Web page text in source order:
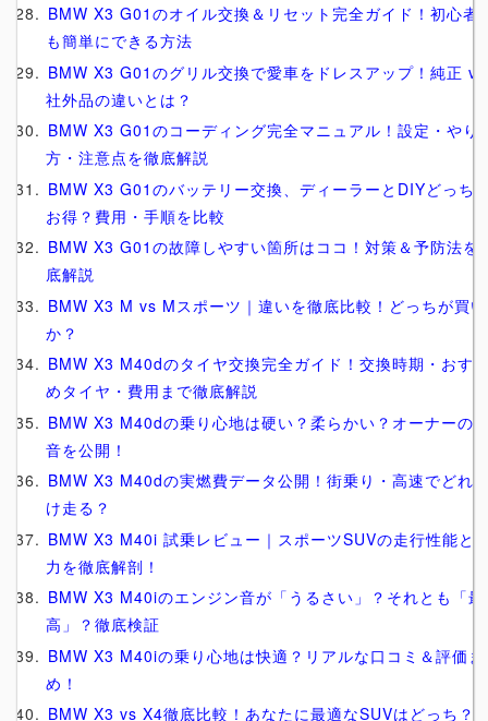
BMW X3 G01のオイル交換＆リセット完全ガイド！初心者
も簡単にできる方法
BMW X3 G01のグリル交換で愛車をドレスアップ！純正 vs
社外品の違いとは？
BMW X3 G01のコーディング完全マニュアル！設定・やり
方・注意点を徹底解説
BMW X3 G01のバッテリー交換、ディーラーとDIYどっち
お得？費用・手順を比較
BMW X3 G01の故障しやすい箇所はココ！対策＆予防法を
底解説
BMW X3 M vs Mスポーツ｜違いを徹底比較！どっちが買い
か？
BMW X3 M40dのタイヤ交換完全ガイド！交換時期・おす
めタイヤ・費用まで徹底解説
BMW X3 M40dの乗り心地は硬い？柔らかい？オーナーの
音を公開！
BMW X3 M40dの実燃費データ公開！街乗り・高速でどれ
け走る？
BMW X3 M40i 試乗レビュー｜スポーツSUVの走行性能と
力を徹底解剖！
BMW X3 M40iのエンジン音が「うるさい」？それとも「最
高」？徹底検証
BMW X3 M40iの乗り心地は快適？リアルな口コミ＆評価
め！
BMW X3 vs X4徹底比較！あなたに最適なSUVはどっち？